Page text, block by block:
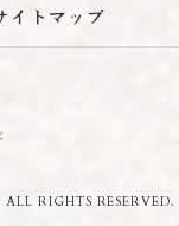
イトマップ
RIGHTS RESERVED.